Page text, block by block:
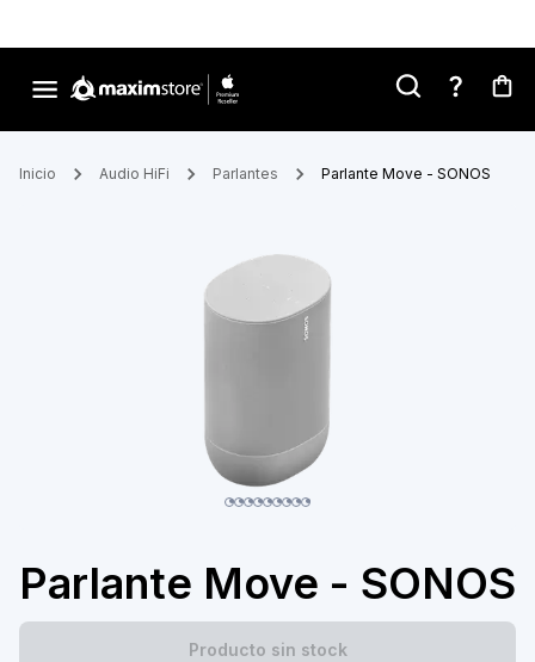
Inicio Audio HiFi Parlantes Parlante Move - SONOS
Parlante Move - SONOS
Producto sin stock